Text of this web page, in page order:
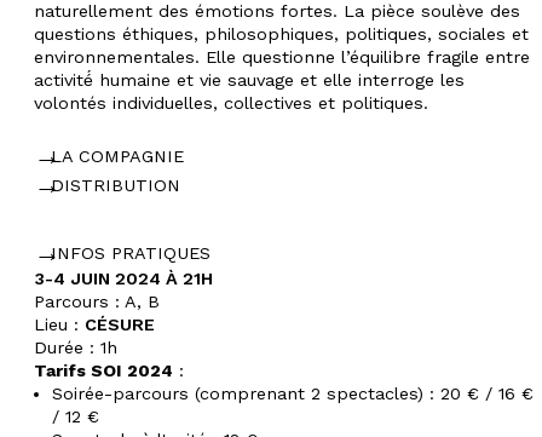
naturellement des émotions fortes. La pièce soulève des
questions éthiques, philosophiques, politiques, sociales et
environnementales. Elle questionne l’équilibre fragile entre
activité́ humaine et vie sauvage et elle interroge les
volontés individuelles, collectives et politiques.
LA COMPAGNIE
DISTRIBUTION
INFOS PRATIQUES
3-4 JUIN 2024 À 21H
Parcours : A, B
Lieu : CÉSURE
Durée : 1h
Tarifs SOI 2024 :
Soirée-parcours (comprenant 2 spectacles) : 20 € / 16 €
/ 12 €